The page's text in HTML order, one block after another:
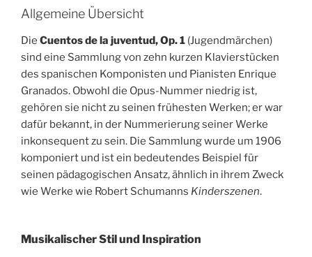
Allgemeine Übersicht
Die Cuentos de la juventud, Op. 1 (Jugendmärchen)
sind eine Sammlung von zehn kurzen Klavierstücken
des spanischen Komponisten und Pianisten Enrique
Granados. Obwohl die Opus-Nummer niedrig ist,
gehören sie nicht zu seinen frühesten Werken; er war
dafür bekannt, in der Nummerierung seiner Werke
inkonsequent zu sein. Die Sammlung wurde um 1906
komponiert und ist ein bedeutendes Beispiel für
seinen pädagogischen Ansatz, ähnlich in ihrem Zweck
wie Werke wie Robert Schumanns Kinderszenen.
Musikalischer Stil und Inspiration